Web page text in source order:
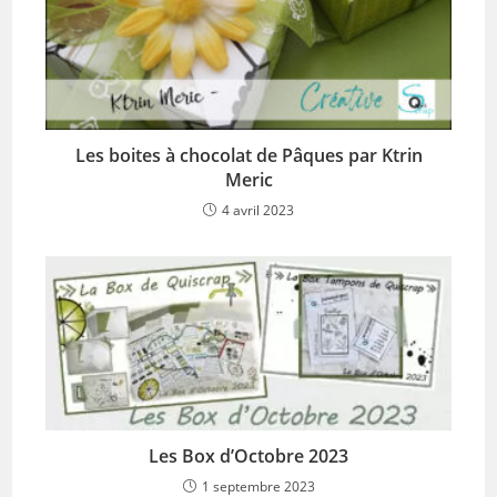
Les boites à chocolat de Pâques par Ktrin
Meric
4 avril 2023
Les Box d’Octobre 2023
1 septembre 2023